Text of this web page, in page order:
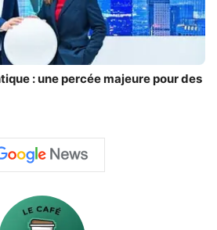
: une percée majeure pour des